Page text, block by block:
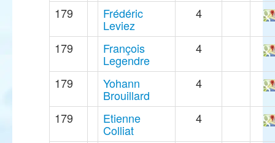
179 Frédéric
Leviez
4
179 François
Legendre
4
179 Yohann
Brouillard
4
179 Etienne
Colliat
4